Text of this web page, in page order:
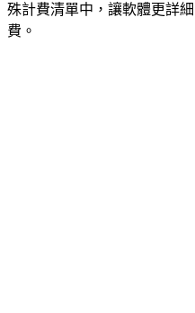
殊計費清單中，讓軟體更詳
費。